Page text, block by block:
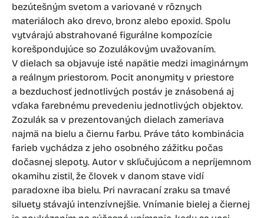
bezútešným svetom a variované v rôznych
materiáloch ako drevo, bronz alebo epoxid. Spolu
vytvárajú abstrahované figurálne kompozície
korešpondujúce so Zozulákovým uvažovaním.
V dielach sa objavuje isté napätie medzi imaginárnym
a reálnym priestorom. Pocit anonymity v priestore
a bezduchosť jednotlivých postáv je znásobená aj
vďaka farebnému prevedeniu jednotlivých objektov.
Zozulák sa v prezentovaných dielach zameriava
najmä na bielu a čiernu farbu. Práve táto kombinácia
farieb vychádza z jeho osobného zážitku počas
dočasnej slepoty. Autor v skľučujúcom a nepríjemnom
okamihu zistil, že človek v danom stave vidí
paradoxne iba bielu. Pri navracaní zraku sa tmavé
siluety stávajú intenzívnejšie. Vnímanie bielej a čiernej